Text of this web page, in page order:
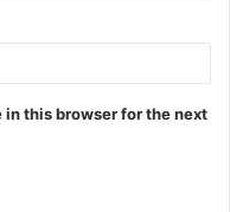
this browser for the next